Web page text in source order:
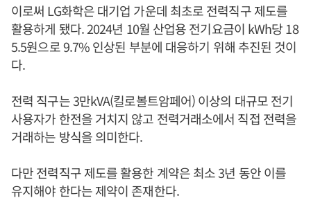
이로써 LG화학은 대기업 가운데 최초로 전력직구 제도를
활용하게 됐다. 2024년 10월 산업용 전기요금이 kWh당 18
5.5원으로 9.7% 인상된 부분에 대응하기 위해 추진된 것이
다.
전력 직구는 3만kVA(킬로볼트암페어) 이상의 대규모 전기
사용자가 한전을 거치지 않고 전력거래소에서 직접 전력을
거래하는 방식을 의미한다.
다만 전력직구 제도를 활용한 계약은 최소 3년 동안 이를
유지해야 한다는 제약이 존재한다.